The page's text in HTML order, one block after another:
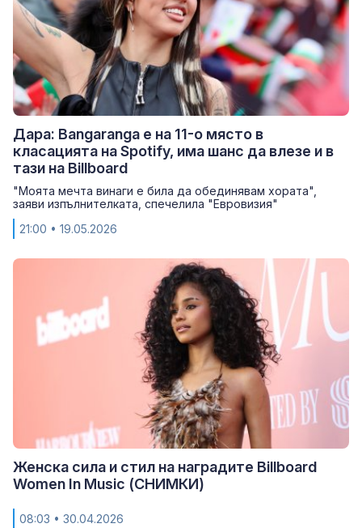
Дара: Bangaranga е на 11-о място в
класацията на Spotify, има шанс да влезе и в
тази на Billboard
"Моята мечта винаги е била да обединявам хората",
заяви изпълнителката, спечелила "Евровизия"
21:00 • 19.05.2026
Женска сила и стил на наградите Billboard
Women In Music (СНИМКИ)
08:03 • 30.04.2026